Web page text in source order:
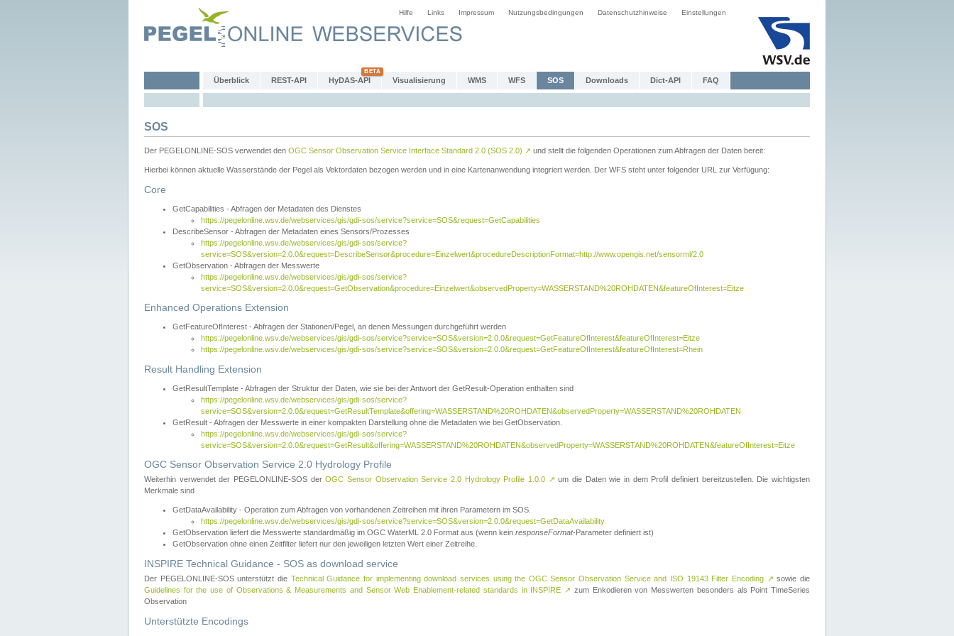
Hilfe Links Impressum Nutzungsbedingungen Datenschutzhinweise Einstellungen
Überblick REST-API HyDAS-API Visualisierung WMS WFS SOS Downloads Dict-API FAQ
SOS
Der PEGELONLINE-SOS verwendet den OGC Sensor Observation Service Interface Standard 2.0 (SOS 2.0) ↗ und stellt die folgenden Operationen zum Abfragen der Daten bereit:
Hierbei können aktuelle Wasserstände der Pegel als Vektordaten bezogen werden und in eine Kartenanwendung integriert werden. Der WFS steht unter folgender URL zur Verfügung:
Core
GetCapabilities - Abfragen der Metadaten des Dienstes
https://pegelonline.wsv.de/webservices/gis/gdi-sos/service?service=SOS&request=GetCapabilities
DescribeSensor - Abfragen der Metadaten eines Sensors/Prozesses
https://pegelonline.wsv.de/webservices/gis/gdi-sos/service?
service=SOS&version=2.0.0&request=DescribeSensor&procedure=Einzelwert&procedureDescriptionFormat=http://www.opengis.net/sensorml/2.0
GetObservation - Abfragen der Messwerte
https://pegelonline.wsv.de/webservices/gis/gdi-sos/service?
service=SOS&version=2.0.0&request=GetObservation&procedure=Einzelwert&observedProperty=WASSERSTAND%20ROHDATEN&featureOfInterest=Eitze
Enhanced Operations Extension
GetFeatureOfInterest - Abfragen der Stationen/Pegel, an denen Messungen durchgeführt werden
https://pegelonline.wsv.de/webservices/gis/gdi-sos/service?service=SOS&version=2.0.0&request=GetFeatureOfInterest&featureOfInterest=Eitze
https://pegelonline.wsv.de/webservices/gis/gdi-sos/service?service=SOS&version=2.0.0&request=GetFeatureOfInterest&featureOfInterest=Rhein
Result Handling Extension
GetResultTemplate - Abfragen der Struktur der Daten, wie sie bei der Antwort der GetResult-Operation enthalten sind
https://pegelonline.wsv.de/webservices/gis/gdi-sos/service?
service=SOS&version=2.0.0&request=GetResultTemplate&offering=WASSERSTAND%20ROHDATEN&observedProperty=WASSERSTAND%20ROHDATEN
GetResult - Abfragen der Messwerte in einer kompakten Darstellung ohne die Metadaten wie bei GetObservation.
https://pegelonline.wsv.de/webservices/gis/gdi-sos/service?
service=SOS&version=2.0.0&request=GetResult&offering=WASSERSTAND%20ROHDATEN&observedProperty=WASSERSTAND%20ROHDATEN&featureOfInterest=Eitze
OGC Sensor Observation Service 2.0 Hydrology Profile
Weiterhin verwendet der PEGELONLINE-SOS derOGC Sensor Observation Service 2.0 Hydrology Profile 1.0.0 ↗ um die Daten wie in dem Profil definiert bereitzustellen. Die wichtigsten
Merkmale sind
GetDataAvailability - Operation zum Abfragen von vorhandenen Zeitreihen mit ihren Parametern im SOS.
https://pegelonline.wsv.de/webservices/gis/gdi-sos/service?service=SOS&version=2.0.0&request=GetDataAvailability
GetObservation liefert die Messwerte standardmäßig im OGC WaterML 2.0 Format aus (wenn kein responseFormat-Parameter definiert ist)
GetObservation ohne einen Zeitfilter liefert nur den jeweiligen letzten Wert einer Zeitreihe.
INSPIRE Technical Guidance - SOS as download service
Der PEGELONLINE-SOS unterstützt die Technical Guidance for implementing download services using the OGC Sensor Observation Service and ISO 19143 Filter Encoding ↗ sowie die
Guidelines for the use of Observations & Measurements and Sensor Web Enablement-related standards in INSPIRE ↗ zum Enkodieren von Messwerten besonders als Point TimeSeries
Observation
Unterstützte Encodings